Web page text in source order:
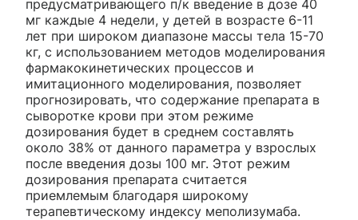
предусматривающего п/к введение в дозе 40
мг каждые 4 недели, у детей в возрасте 6-11
лет при широком диапазоне массы тела 15-70
кг, с использованием методов моделирования
фармакокинетических процессов и
имитационного моделирования, позволяет
прогнозировать, что содержание препарата в
сыворотке крови при этом режиме
дозирования будет в среднем составлять
около 38% от данного параметра у взрослых
после введения дозы 100 мг. Этот режим
дозирования препарата считается
приемлемым благодаря широкому
терапевтическому индексу меполизумаба.